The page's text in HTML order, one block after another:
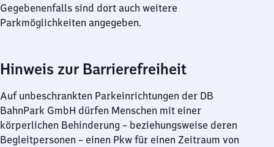
Gegebenenfalls sind dort auch weitere
Parkmöglichkeiten angegeben.
Hinweis zur Barrierefreiheit
Auf unbeschrankten Parkeinrichtungen der DB
BahnPark GmbH dürfen Menschen mit einer
körperlichen Behinderung – beziehungsweise deren
Begleitpersonen – einen Pkw für einen Zeitraum von